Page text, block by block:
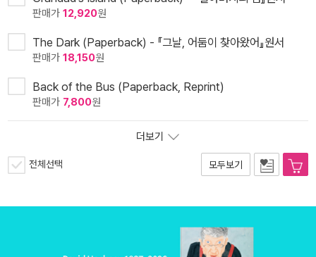
판매가 12,920원
The Dark (Paperback) - 『그날, 어둠이 찾아왔어』원서
판매가 18,150원
Back of the Bus (Paperback, Reprint)
판매가 7,800원
더보기
전체선택 모두보기